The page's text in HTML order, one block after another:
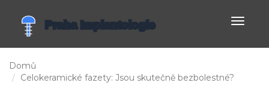
Domů
Celokeramické fazety: Jsou skutečně bezbolestné?